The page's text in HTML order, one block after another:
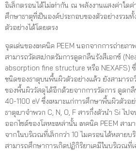
อิเล็กตรอนได้ไม่เท่ากัน ณ พลังงานแสงค่าใดค่
ศึกษาธาตุที่เป็นองค์ประกอบของตัวอย่างรวมทั้
ตัวอย่างได้โดยตรง
จุดเด่นของเทคนิค PEEM นอกจากการถ่ายภา
สามารถวัดสเปกตรัมการดูดกลืนรังสีเอกซ์
absorption fine structure หรือ NEXAFS)
ชนิดของธาตุบนพื้นผิวตัวอย่างแล้ว ยังสามาร
ของพื้นผิววัสดุได้อีกด้วยจากการวัดการ ดูดกลื
40-1100 eV ซึ่งเหมาะแก่การศึกษาพื้นผิวตัวอ
ธาตุเบาจำพวก C, N, O, F สารกึ่งตัวนำ Si ไป
ออกไซด์ของโลหะเหล่านั้น เทคนิค PEEM สาม
จากในบริเวณที่เล็กกว่า 10 ไมครอนได้หลาย
สามารถศึกษาการเกิดปฏิกิริยาเคมีในบริเวณที่